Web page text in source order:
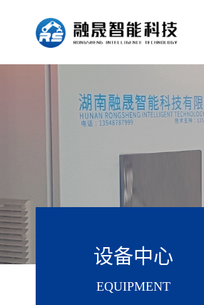
设备中心
EQUIPMENT